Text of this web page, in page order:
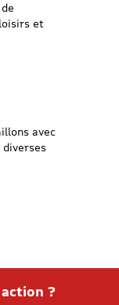
et
avec
diverses
?